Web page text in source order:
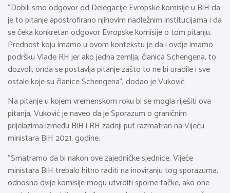
“Dobili smo odgovor od Delegacije Evropske komisije u BiH da
je to pitanje apostrofirano njihovim nadležnim institucijama i da
se čeka konkretan odgovor Evropske komisije o tom pitanju.
Prednost koju imamo u ovom kontekstu je da i ovdje imamo
podršku Vlade RH jer ako jedna zemlja, članica Schengena, to
dozvoli, onda se postavlja pitanje zašto to ne bi uradile i sve
ostale koje su članice Schengena”, dodao je Vuković.
Na pitanje u kojem vremenskom roku bi se mogla riješiti ova
pitanja, Vuković je naveo da je Sporazum o graničnim
prijelazima između BiH i RH zadnji put razmatran na Vijeću
ministara BiH 2021. godine.
“Smatramo da bi nakon ove zajedničke sjednice, Vijeće
ministara BiH trebalo hitno raditi na inoviranju tog sporazuma,
odnosno dvije komisije mogu utvrditi sporne tačke, ako one